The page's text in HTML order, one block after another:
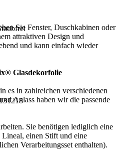
Sie Fenster, Duschkabinen oder
attraktiven Design und
und kann einfach wieder
Glasdekorfolie
in zahlreichen verschiedenen
Anlass haben wir die passende
Sie benötigen lediglich eine
Lineal, einen Stift und eine
Verarbeitungsset enthalten).